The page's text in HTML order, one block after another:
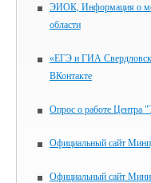
ЭИОК, Информация о
области
«ЕГЭ и ГИА
ВКонтакте
Опрос о работе Центра
Официальный сайт
Официальный сайт